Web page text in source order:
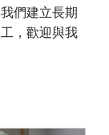
們建立長期
，歡迎與我